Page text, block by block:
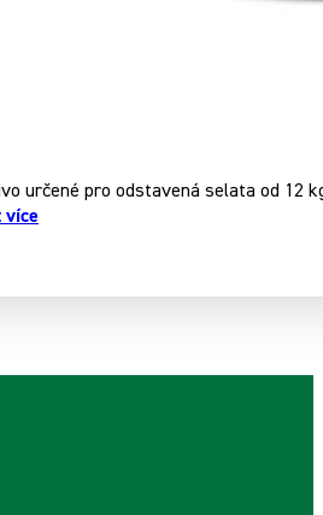
určené pro odstavená selata od 12
více